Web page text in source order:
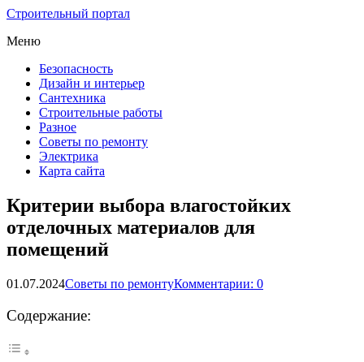
Строительный портал
Меню
Безопасность
Дизайн и интерьер
Сантехника
Строительные работы
Разное
Советы по ремонту
Электрика
Карта сайта
Критерии выбора влагостойких
отделочных материалов для
помещений
01.07.2024Советы по ремонтуКомментарии: 0
Содержание: